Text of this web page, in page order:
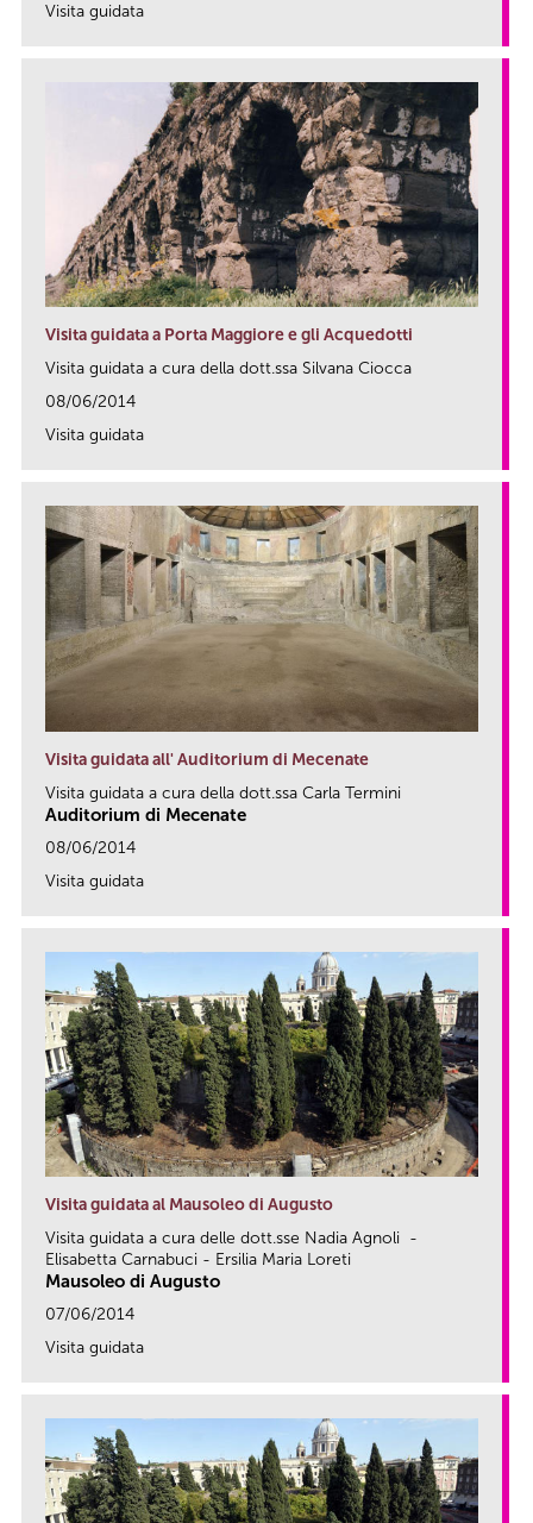
Visita guidata
Visita guidata a Porta Maggiore e gli Acquedotti
Visita guidata a cura della dott.ssa Silvana Ciocca
08/06/2014
Visita guidata
Visita guidata all' Auditorium di Mecenate
Visita guidata a cura della dott.ssa Carla Termini
Auditorium di Mecenate
08/06/2014
Visita guidata
Visita guidata al Mausoleo di Augusto
Visita guidata a cura delle dott.sse Nadia Agnoli -
Elisabetta Carnabuci - Ersilia Maria Loreti
Mausoleo di Augusto
07/06/2014
Visita guidata